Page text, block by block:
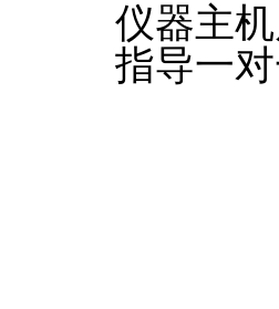
仪器主
指导一